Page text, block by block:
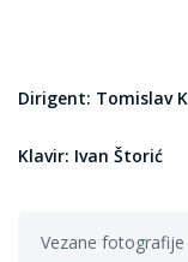
Dirigent: Tomislav
Klavir: Ivan Štorić
Vezane fotografije